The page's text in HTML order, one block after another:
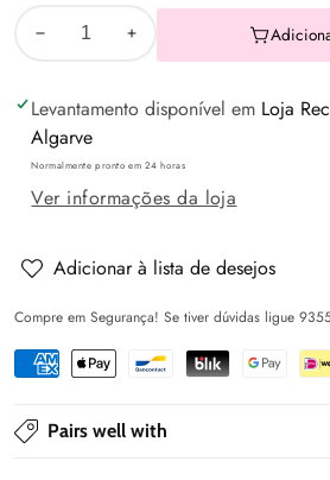
Diminuir
quantidade
de
Calça
ganga
Escuro
Mayoral
quantidade
Calça
ganga
Escuro
Mayoral
Levantamento disponível em Loja
Algarve
Normalmente pronto em 24 horas
Ver informações da loja
Adicionar à lista de desejos
Compre em Segurança! Se tiver dúvidas ligue
Pairs well with